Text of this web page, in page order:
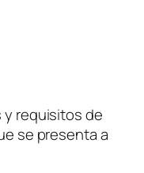
y requisitos de
se presenta a